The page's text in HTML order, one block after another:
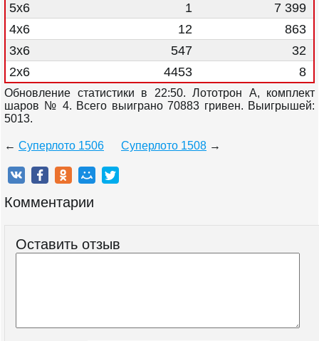
5x6
1
7 399
4x6
12
863
3x6
547
32
2x6
4453 8
Обновление статистики в 22:50. Лототрон А, комплект
шаров № 4. Всего выиграно 70883 гривен. Выигрышей:
5013.
← Суперлото 1506 Суперлото 1508 →
Комментарии
Оставить отзыв